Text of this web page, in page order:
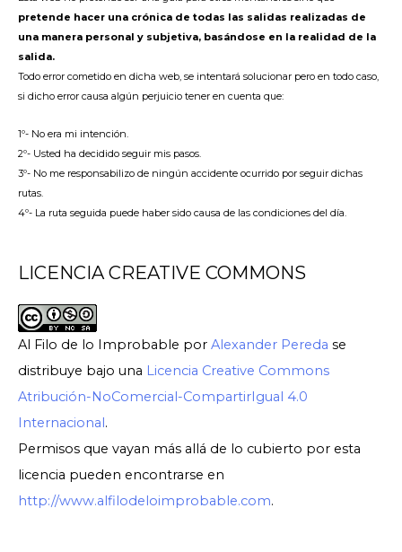
pretende hacer una crónica de todas las salidas realizadas de
una manera personal y subjetiva, basándose en la realidad de la
salida.
Todo error cometido en dicha web, se intentará solucionar pero en todo caso,
si dicho error causa algún perjuicio tener en cuenta que:
1º- No era mi intención.
2º- Usted ha decidido seguir mis pasos.
3º- No me responsabilizo de ningún accidente ocurrido por seguir dichas
rutas.
4º- La ruta seguida puede haber sido causa de las condiciones del día.
LICENCIA CREATIVE COMMONS
Al Filo de lo Improbable por Alexander Pereda se
distribuye bajo una Licencia Creative Commons
Atribución-NoComercial-CompartirIgual 4.0
Internacional.
Permisos que vayan más allá de lo cubierto por esta
licencia pueden encontrarse en
http://www.alfilodeloimprobable.com.